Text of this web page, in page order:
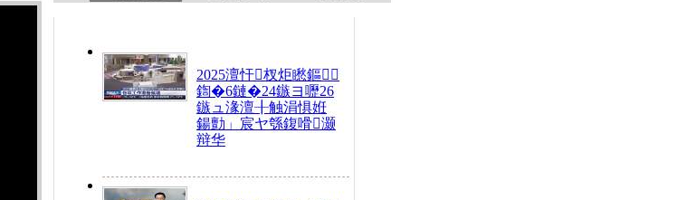
2025澶忓杈炬矁鏂
鍧�6鏈�24鏃ヨ嚦26
鏃ュ湪澶╂触涓惧姙
鍚勯」宸ヤ綔鍑嗗灏
辩华